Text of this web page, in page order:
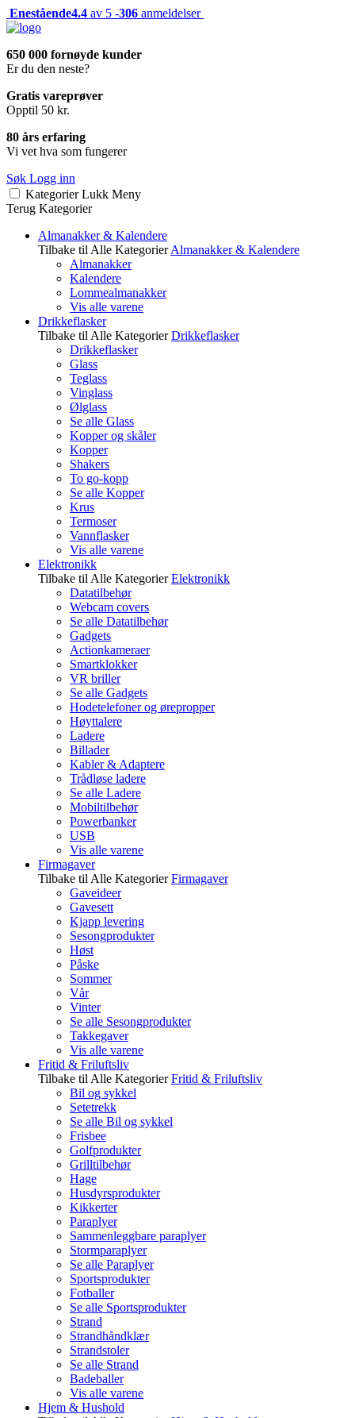
Enestående4.4 av 5 -306 anmeldelser
650 000 fornøyde kunder
Er du den neste?
Gratis vareprøver
Opptil 50 kr.
80 års erfaring
Vi vet hva som fungerer
Søk Logg inn
Kategorier Lukk Meny
Terug Kategorier
Almanakker & Kalendere
Tilbake til Alle Kategorier Almanakker & Kalendere
Almanakker
Kalendere
Lommealmanakker
Vis alle varene
Drikkeflasker
Tilbake til Alle Kategorier Drikkeflasker
Drikkeflasker
Glass
Teglass
Vinglass
Ølglass
Se alle Glass
Kopper og skåler
Kopper
Shakers
To go-kopp
Se alle Kopper
Krus
Termoser
Vannflasker
Vis alle varene
Elektronikk
Tilbake til Alle Kategorier Elektronikk
Datatilbehør
Webcam covers
Se alle Datatilbehør
Gadgets
Actionkameraer
Smartklokker
VR briller
Se alle Gadgets
Hodetelefoner og ørepropper
Høyttalere
Ladere
Billader
Kabler & Adaptere
Trådløse ladere
Se alle Ladere
Mobiltilbehør
Powerbanker
USB
Vis alle varene
Firmagaver
Tilbake til Alle Kategorier Firmagaver
Gaveideer
Gavesett
Kjapp levering
Sesongprodukter
Høst
Påske
Sommer
Vår
Vinter
Se alle Sesongprodukter
Takkegaver
Vis alle varene
Fritid & Friluftsliv
Tilbake til Alle Kategorier Fritid & Friluftsliv
Bil og sykkel
Setetrekk
Se alle Bil og sykkel
Frisbee
Golfprodukter
Grilltilbehør
Hage
Husdyrsprodukter
Kikkerter
Paraplyer
Sammenleggbare paraplyer
Stormparaplyer
Se alle Paraplyer
Sportsprodukter
Fotballer
Se alle Sportsprodukter
Strand
Strandhåndklær
Strandstoler
Se alle Strand
Badeballer
Vis alle varene
Hjem & Hushold